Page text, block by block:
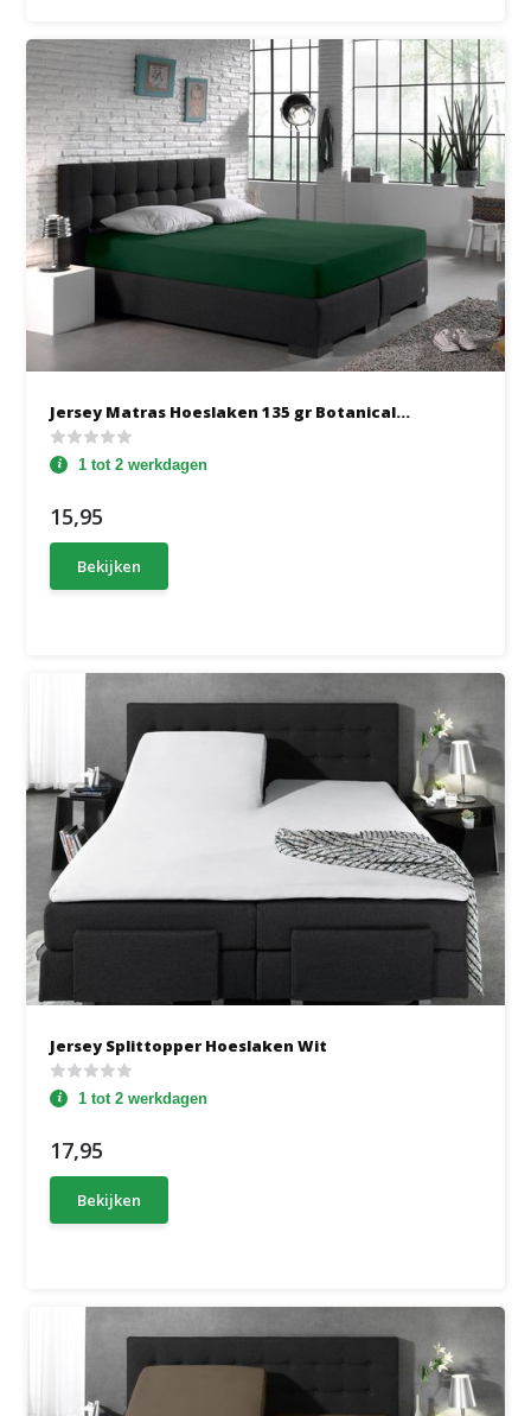
Jersey Matras Hoeslaken 135 gr Botanical...
1 tot 2 werkdagen
15,95
Bekijken
Jersey Splittopper Hoeslaken Wit
1 tot 2 werkdagen
17,95
Bekijken